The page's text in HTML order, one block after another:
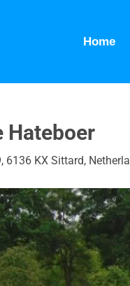
Home
Hateboer
6136 KX Sittard,